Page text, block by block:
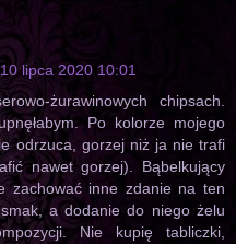
10 lipca 2020 10:01
żurawinowych chipsach.
Po kolorze mojego
odrzuca, gorzej niż ja nie trafi
nawet gorzej). Bąbelkujący
zachować inne zdanie na ten
a dodanie do niego żelu
Nie kupię tabliczki,